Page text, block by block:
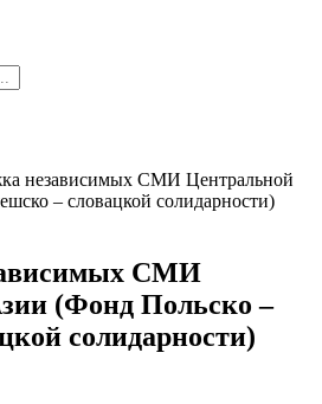
независимых СМИ Центральной
– словацкой солидарности)
СМИ
(Фонд Польско –
солидарности)